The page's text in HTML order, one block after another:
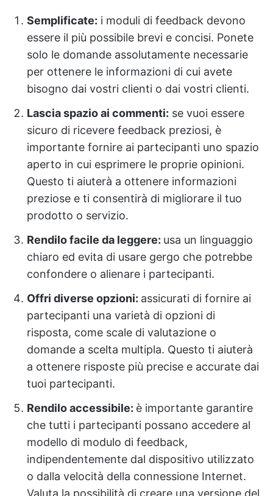
Semplificate: i moduli di feedback devono
essere il più possibile brevi e concisi. Ponete
solo le domande assolutamente necessarie
per ottenere le informazioni di cui avete
bisogno dai vostri clienti o dai vostri clienti.
Lascia spazio ai commenti: se vuoi essere
sicuro di ricevere feedback preziosi, è
importante fornire ai partecipanti uno spazio
aperto in cui esprimere le proprie opinioni.
Questo ti aiuterà a ottenere informazioni
preziose e ti consentirà di migliorare il tuo
prodotto o servizio.
Rendilo facile da leggere: usa un linguaggio
chiaro ed evita di usare gergo che potrebbe
confondere o alienare i partecipanti.
Offri diverse opzioni: assicurati di fornire ai
partecipanti una varietà di opzioni di
risposta, come scale di valutazione o
domande a scelta multipla. Questo ti aiuterà
a ottenere risposte più precise e accurate dai
tuoi partecipanti.
Rendilo accessibile: è importante garantire
che tutti i partecipanti possano accedere al
modello di modulo di feedback,
indipendentemente dal dispositivo utilizzato
o dalla velocità della connessione Internet.
Valuta la possibilità di creare una versione del